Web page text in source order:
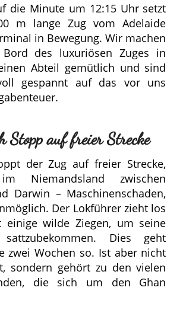
die Minute um 12:15 Uhr setzt
m lange Zug vom Adelaide
in Bewegung. Wir machen
des luxuriösen Zuges in
Abteil gemütlich und sind
gespannt auf das vor uns
Stopp auf freier Strecke
der Zug auf freier Strecke,
Niemandsland zwischen
Darwin – Maschinenschaden,
Der Lokführer zieht los
einige wilde Ziegen, um seine
sattzubekommen. Dies geht
zwei Wochen so. Ist aber nicht
sondern gehört zu den vielen
die sich um den Ghan